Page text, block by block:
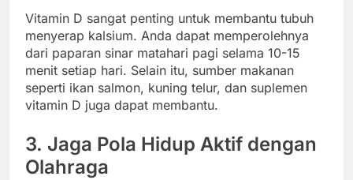
Vitamin D sangat penting untuk membantu tubuh
menyerap kalsium. Anda dapat memperolehnya
dari paparan sinar matahari pagi selama 10-15
menit setiap hari. Selain itu, sumber makanan
seperti ikan salmon, kuning telur, dan suplemen
vitamin D juga dapat membantu.
3. Jaga Pola Hidup Aktif dengan
Olahraga